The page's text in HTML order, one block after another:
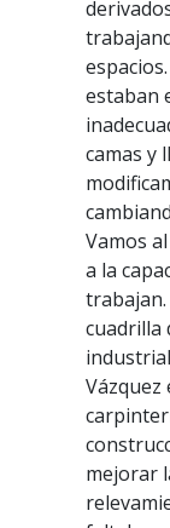
estaban
camas y
Vamos
a la
trabajan.
cuadrilla
Vázquez
mejorar